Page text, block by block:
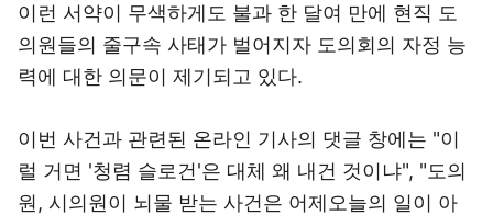
이런 서약이 무색하게도 불과 한 달여 만에 현직 도
의원들의 줄구속 사태가 벌어지자 도의회의 자정 능
력에 대한 의문이 제기되고 있다.
이번 사건과 관련된 온라인 기사의 댓글 창에는 "이
럴 거면 '청렴 슬로건'은 대체 왜 내건 것이냐", "도의
원, 시의원이 뇌물 받는 사건은 어제오늘의 일이 아